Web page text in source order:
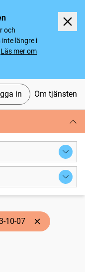
och
längre i
Läs mer om
in Om tjänsten
10-07